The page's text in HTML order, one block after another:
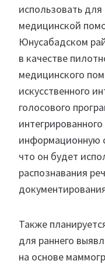
использовать
медицинской
Юнусабадском
в качестве
медицинского
искусственного
голосового
информационную
что он будет
распознавания
Также
для раннего
на основе